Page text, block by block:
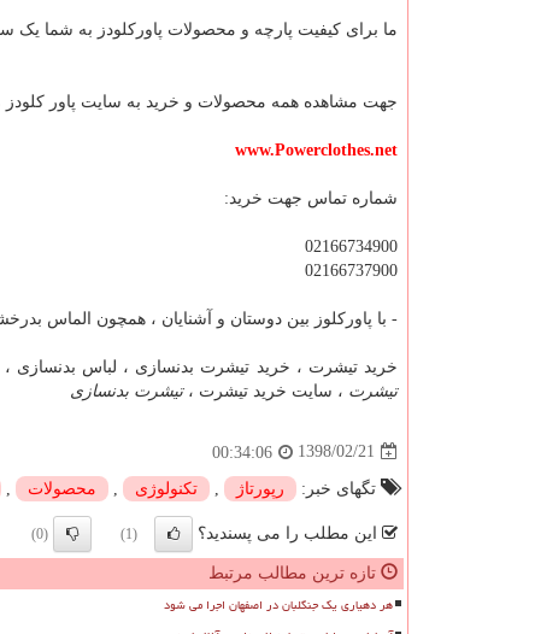
ما برای کیفیت پارچه و محصولات پاورکلودز به شما یک
جهت مشاهده همه محصولات و خرید به سایت پاور کلودز
www.Powerclothes.net
شماره تماس جهت خرید:
02166734900
02166737900
- با پاورکلوز بین دوستان و آشنایان ، همچون الماس
خرید تیشرت ، خرید تیشرت بدنسازی ، لباس بدنسازی
تیشرت ، سایت خرید تیشرت ،تیشرت بدنسازی
1398/02/21
00:34:06
تگهای خبر: رپورتاژ تكنولوژی محصولات
این مطلب را می پسندید؟ (1)
(0)
تازه ترین مطالب مرتبط
هر دهیاری یک جنگلبان در اصفهان اجرا می شود